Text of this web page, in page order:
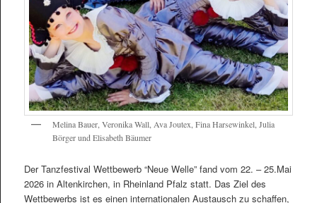
Melina Bauer, Veronika Wall, Ava Joutex, Fina Harsewinkel, Julia
Börger und Elisabeth Bäumer
Der Tanzfestival Wettbewerb “Neue Welle” fand vom 22. – 25.Mai
2026 in Altenkirchen, in Rheinland Pfalz statt. Das Ziel des
Wettbewerbs ist es einen internationalen Austausch zu schaffen,